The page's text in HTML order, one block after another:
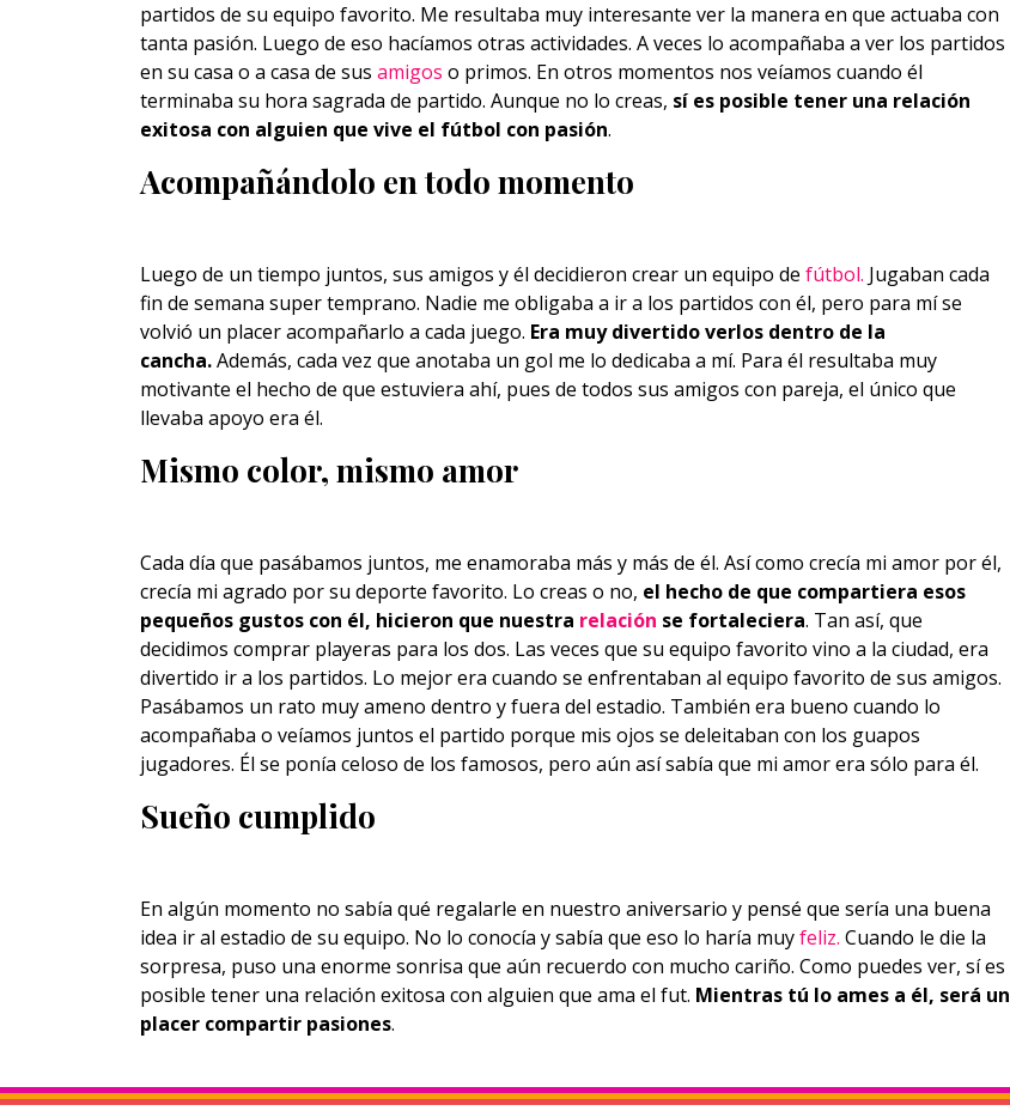
partidos de su equipo favorito. Me resultaba muy interesante ver la manera en que actuaba con
tanta pasión. Luego de eso hacíamos otras actividades. A veces lo acompañaba a ver los partidos
en su casa o a casa de sus amigos o primos. En otros momentos nos veíamos cuando él
terminaba su hora sagrada de partido. Aunque no lo creas, sí es posible tener una relación
exitosa con alguien que vive el fútbol con pasión.
Acompañándolo en todo momento
Luego de un tiempo juntos, sus amigos y él decidieron crear un equipo de fútbol. Jugaban cada
fin de semana super temprano. Nadie me obligaba a ir a los partidos con él, pero para mí se
volvió un placer acompañarlo a cada juego. Era muy divertido verlos dentro de la
cancha.Además, cada vez que anotaba un gol me lo dedicaba a mí. Para él resultaba muy
motivante el hecho de que estuviera ahí, pues de todos sus amigos con pareja, el único que
llevaba apoyo era él.
Mismo color, mismo amor
Cada día que pasábamos juntos, me enamoraba más y más de él. Así como crecía mi amor por él,
crecía mi agrado por su deporte favorito. Lo creas o no, el hecho de que compartiera esos
pequeños gustos con él, hicieron que nuestra relación se fortaleciera. Tan así, que
decidimos comprar playeras para los dos. Las veces que su equipo favorito vino a la ciudad, era
divertido ir a los partidos. Lo mejor era cuando se enfrentaban al equipo favorito de sus amigos.
Pasábamos un rato muy ameno dentro y fuera del estadio. También era bueno cuando lo
acompañaba o veíamos juntos el partido porque mis ojos se deleitaban con los guapos
jugadores. Él se ponía celoso de los famosos, pero aún así sabía que mi amor era sólo para él.
Sueño cumplido
En algún momento no sabía qué regalarle en nuestro aniversario y pensé que sería una buena
idea ir al estadio de su equipo. No lo conocía y sabía que eso lo haría muyfeliz. Cuando le die la
sorpresa, puso una enorme sonrisa que aún recuerdo con mucho cariño. Como puedes ver, sí es
posible tener una relación exitosa con alguien que ama el fut. Mientras tú lo ames a él, será un
placer compartir pasiones.